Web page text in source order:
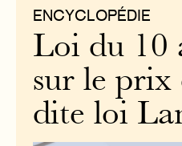
ENCYCLOPÉDIE
Loi du 10
sur le prix
dite loi